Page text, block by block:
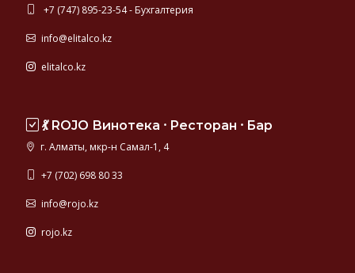
+7 (747) 895-23-54 - Бухгалтерия
info@elitalco.kz
elitalco.kz
💃 ROJO Винотека ⸱ Ресторан ⸱ Бар
г. Алматы, мкр-н Самал-1, 4
+7 (702) 698 80 33
info@rojo.kz
rojo.kz